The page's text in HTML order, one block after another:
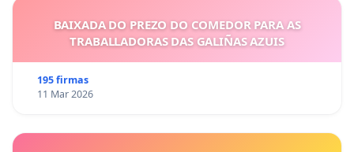
BAIXADA DO PREZO DO COMEDOR PARA AS
TRABALLADORAS DAS GALIÑAS AZUIS
195 firmas
11 Mar 2026